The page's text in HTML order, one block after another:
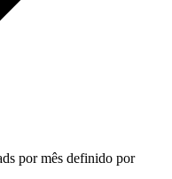
por mês definido por